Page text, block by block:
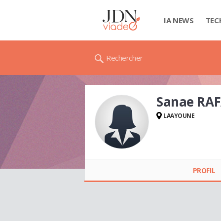
IA NEWS
Rechercher
Sanae
LAAYOUNE
PROFIL